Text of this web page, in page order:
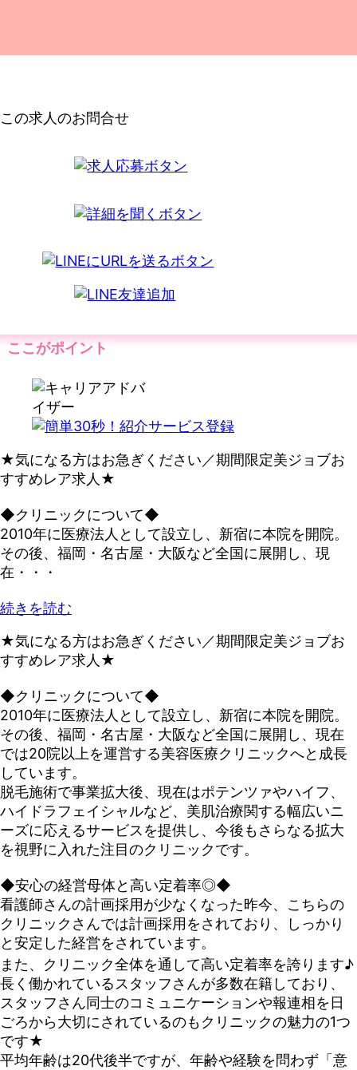
この求人のお問合せ
ここがポイント
★気になる方はお急ぎください／期間限定美ジョブお
すすめレア求人★
◆クリニックについて◆
2010年に医療法人として設立し、新宿に本院を開院。
その後、福岡・名古屋・大阪など全国に展開し、現
在・・・
続きを読む
★気になる方はお急ぎください／期間限定美ジョブお
すすめレア求人★
◆クリニックについて◆
2010年に医療法人として設立し、新宿に本院を開院。
その後、福岡・名古屋・大阪など全国に展開し、現在
では20院以上を運営する美容医療クリニックへと成長
しています。
脱毛施術で事業拡大後、現在はポテンツァやハイフ、
ハイドラフェイシャルなど、美肌治療関する幅広いニ
ーズに応えるサービスを提供し、今後もさらなる拡大
を視野に入れた注目のクリニックです。
◆安心の経営母体と高い定着率◎◆
看護師さんの計画採用が少なくなった昨今、こちらの
クリニックさんでは計画採用をされており、しっかり
と安定した経営をされています。
また、クリニック全体を通して高い定着率を誇ります♪
長く働かれているスタッフさんが多数在籍しており、
スタッフさん同士のコミュニケーションや報連相を日
ごろから大切にされているのもクリニックの魅力の1つ
です★
平均年齢は20代後半ですが、年齢や経験を問わず「意